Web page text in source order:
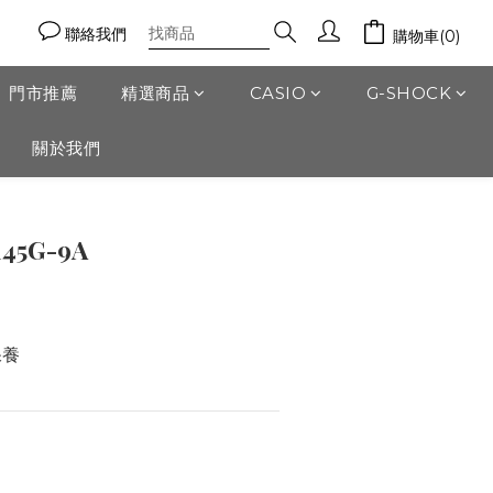
聯絡我們 購物車(0)
門市推薦 精選商品 CASIO G-SHOCK
關於我們
9A